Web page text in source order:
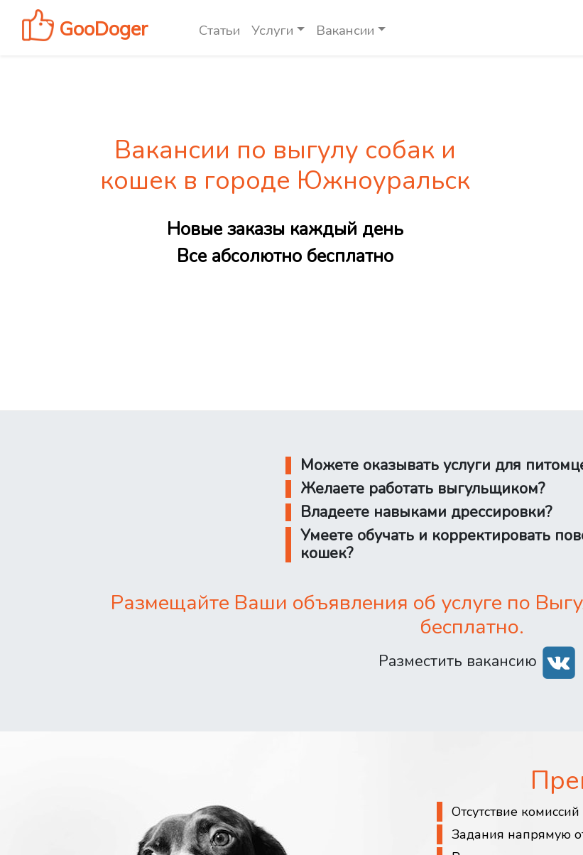
GooDoger Статьи Услуги Вакансии
Вакансии по выгулу собак и
кошек в городе Южноуральск
Новые заказы каждый день
Все абсолютно бесплатно
Можете оказывать услуги для
Желаете работать выгульщиком?
Владеете навыками дрессировки?
Умеете обучать и корректировать
кошек?
Размещайте Ваши объявления об услуге по
бесплатно.
Разместить вакансию
Отсутствие
Задания напрямую